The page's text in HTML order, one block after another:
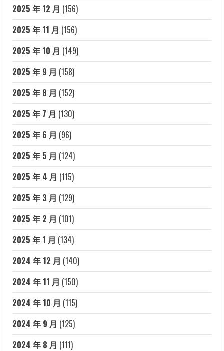
2025 年 12 月 (156)
2025 年 11 月 (156)
2025 年 10 月 (149)
2025 年 9 月 (158)
2025 年 8 月 (152)
2025 年 7 月 (130)
2025 年 6 月 (96)
2025 年 5 月 (124)
2025 年 4 月 (115)
2025 年 3 月 (129)
2025 年 2 月 (101)
2025 年 1 月 (134)
2024 年 12 月 (140)
2024 年 11 月 (150)
2024 年 10 月 (115)
2024 年 9 月 (125)
2024 年 8 月 (111)